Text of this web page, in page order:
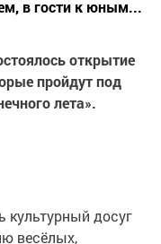
в гости к юным...
открытие
пройдут под
лета».
культурный досуг
весёлых,